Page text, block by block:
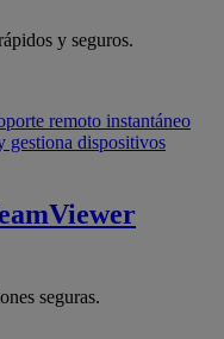
y seguros.
remoto instantáneo
gestiona dispositivos
seguras.